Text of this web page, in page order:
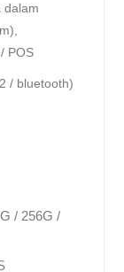
dalam
POS
/ bluetooth)
/ 256G /